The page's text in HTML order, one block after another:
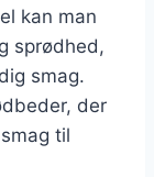
kan man
sprødhed,
smag.
der
til